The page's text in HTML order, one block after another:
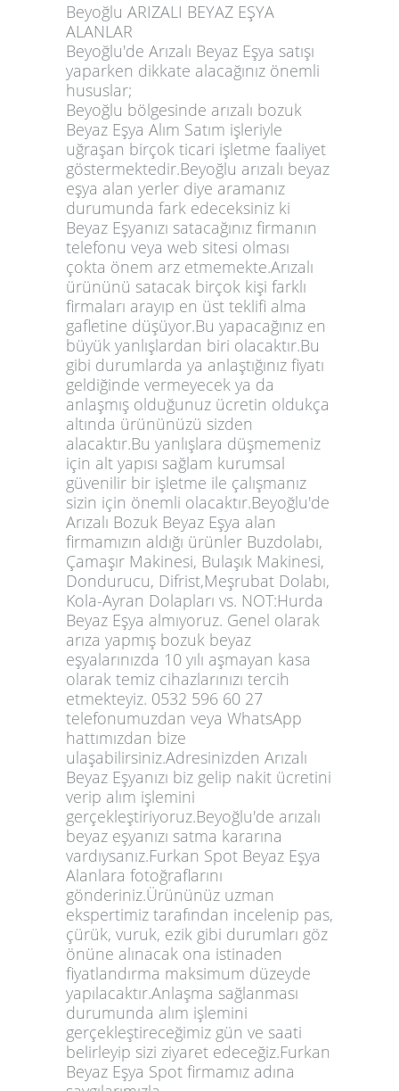
Beyoğlu ARIZALI BEYAZ EŞYA
ALANLAR
Beyoğlu'de Arızalı Beyaz Eşya satışı
yaparken dikkate alacağınız önemli
hususlar;
Beyoğlu bölgesinde arızalı bozuk
Beyaz Eşya Alım Satım işleriyle
uğraşan birçok ticari işletme faaliyet
göstermektedir.Beyoğlu arızalı beyaz
eşya alan yerler diye aramanız
durumunda fark edeceksiniz ki
Beyaz Eşyanızı satacağınız firmanın
telefonu veya web sitesi olması
çokta önem arz etmemekte.Arızalı
ürününü satacak birçok kişi farklı
firmaları arayıp en üst teklifi alma
gafletine düşüyor.Bu yapacağınız en
büyük yanlışlardan biri olacaktır.Bu
gibi durumlarda ya anlaştığınız fiyatı
geldiğinde vermeyecek ya da
anlaşmış olduğunuz ücretin oldukça
altında ürününüzü sizden
alacaktır.Bu yanlışlara düşmemeniz
için alt yapısı sağlam kurumsal
güvenilir bir işletme ile çalışmanız
sizin için önemli olacaktır.Beyoğlu'de
Arızalı Bozuk Beyaz Eşya alan
firmamızın aldığı ürünler Buzdolabı,
Çamaşır Makinesi, Bulaşık Makinesi,
Dondurucu, Difrist,Meşrubat Dolabı,
Kola-Ayran Dolapları vs. NOT:Hurda
Beyaz Eşya almıyoruz. Genel olarak
arıza yapmış bozuk beyaz
eşyalarınızda 10 yılı aşmayan kasa
olarak temiz cihazlarınızı tercih
etmekteyiz. 0532 596 60 27
telefonumuzdan veya WhatsApp
hattımızdan bize
ulaşabilirsiniz.Adresinizden Arızalı
Beyaz Eşyanızı biz gelip nakit ücretini
verip alım işlemini
gerçekleştiriyoruz.Beyoğlu'de arızalı
beyaz eşyanızı satma kararına
vardıysanız.Furkan Spot Beyaz Eşya
Alanlara fotoğraflarını
gönderiniz.Ürününüz uzman
ekspertimiz tarafından incelenip pas,
çürük, vuruk, ezik gibi durumları göz
önüne alınacak ona istinaden
fiyatlandırma maksimum düzeyde
yapılacaktır.Anlaşma sağlanması
durumunda alım işlemini
gerçekleştireceğimiz gün ve saati
belirleyip sizi ziyaret edeceğiz.Furkan
Beyaz Eşya Spot firmamız adına